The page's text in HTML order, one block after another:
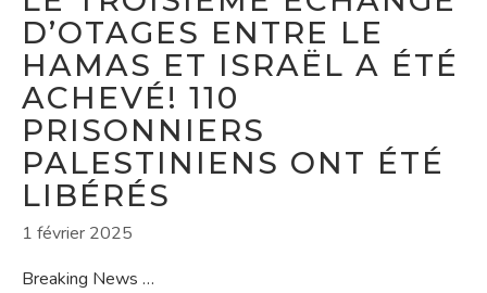
D’OTAGES ENTRE LE
HAMAS ET ISRAËL A ÉTÉ
ACHEVÉ! 110
PRISONNIERS
PALESTINIENS ONT ÉTÉ
LIBÉRÉS
1 février 2025
Breaking News …